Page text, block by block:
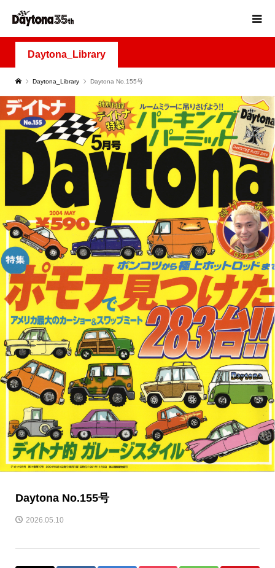
Daytona_Library
Daytona_Library Daytona No.155号
Daytona No.155号
2026.05.10